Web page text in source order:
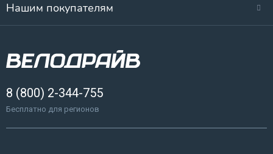
Нашим покупателям
8 (800) 2-344-755
Бесплатно для регионов